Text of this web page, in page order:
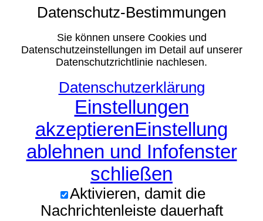
Datenschutz-Bestimmungen
Sie können unsere Cookies und
Datenschutzeinstellungen im Detail auf unserer
Datenschutzrichtlinie nachlesen.
Datenschutzerklärung
Einstellungen
akzeptierenEinstellung
ablehnen und Infofenster
schließen
Aktivieren, damit die
Nachrichtenleiste dauerhaft